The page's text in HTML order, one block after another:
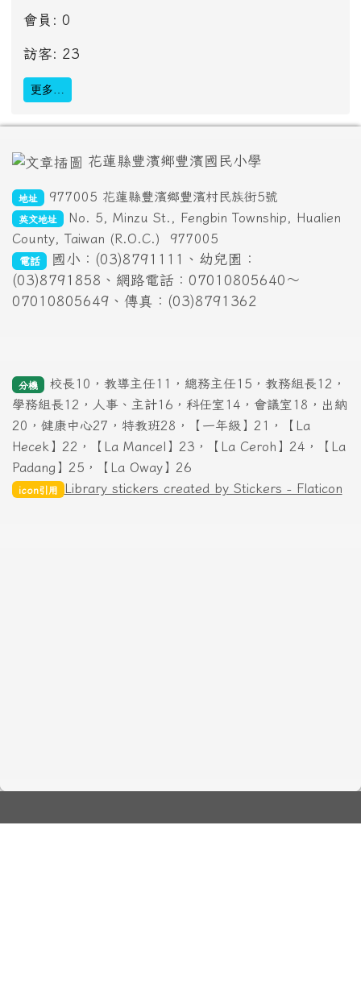
會員: 0
訪客: 23
更多…
花蓮縣豐濱鄉豐濱國民小學
地址 977005 花蓮縣豐濱鄉豐濱村民族街5號
英文地址
No. 5, Minzu St., Fengbin Township, Hualien
County, Taiwan (R.O.C.)
977005
電話
國小：(03)8791111、幼兒園：
(03)8791858、網路電話：07010805640～
07010805649、傳真：(03)8791362
分機
校長10，教導主任11，總務主任15，教務組長12，
學務組長12，人事、主計16，科任室14，會議室18，出納
20，健康中心27，特教班28，【一年級】21，【La
Hecek】22，【La Mancel】23，【La Ceroh】24，【La
Padang】25，【La Oway】26
icon引用 Library stickers created by Stickers - Flaticon